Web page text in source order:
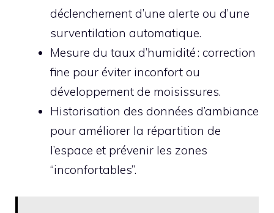
déclenchement d’une alerte ou d’une
surventilation automatique.
Mesure du taux d’humidité : correction
fine pour éviter inconfort ou
développement de moisissures.
Historisation des données d’ambiance
pour améliorer la répartition de
l’espace et prévenir les zones
“inconfortables”.